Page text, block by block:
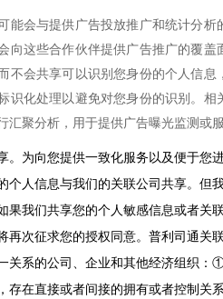
能会与提供广告投放推广和统计分析
向这些合作伙伴提供广告推广的覆盖
不会共享可以识别您身份的个人信息
识化处理以避免对您身份的识别。相
汇聚分析，用于提供广告曝光监测或
。为向您提供一致化服务以及便于您
个人信息与我们的关联公司共享。但
果我们共享您的个人敏感信息或者关
再次征求您的授权同意。 普利司通关
关系的公司、企业和其他经济组织：
存在直接或者间接的拥有或者控制关